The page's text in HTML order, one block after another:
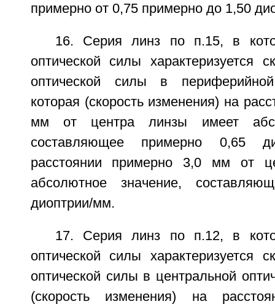
примерно от 0,75 примерно до 1,50
16. Серия линз по п.15, в
оптической силы характеризуется
оптической силы в
которая (скорость изменения) на
мм от центра линзы имеет
составляющее примерно 0,65
расстоянии примерно 3,0 мм от
абсолютное значение,
диоптрии/мм.
17. Серия линз по п.12, в
оптической силы характеризуется
оптической силы в центральной
(скорость изменения) на